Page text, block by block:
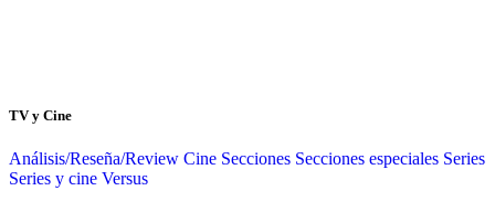
TV y Cine
Análisis/Reseña/Review Cine Secciones Secciones especiales Series
Series y cine Versus